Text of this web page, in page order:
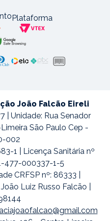
Plataforma
João Falcão Eireli
| Unidade: Rua Senador
São Paulo Cep -
002
1 | Licença Sanitária nº
477-000337-1-5
CRFSP nº: 86333 |
Luiz Russo Falcão |